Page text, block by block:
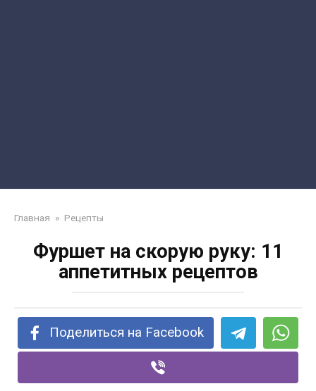
Главная » Рецепты
Фуршет на скорую руку: 11
аппетитных рецептов
Поделиться на Facebook